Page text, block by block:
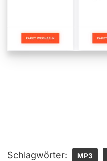
Schlagwörter: MP3